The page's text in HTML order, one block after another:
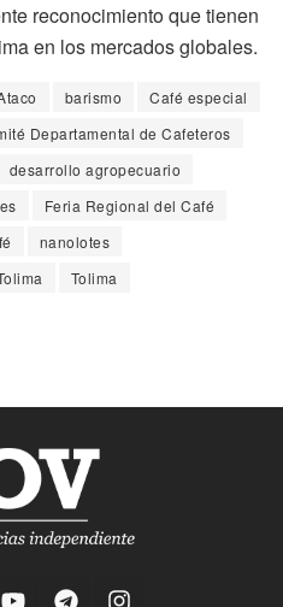
reconocimiento que tienen
en los mercados globales.
barismo
Café especial
Departamental de Cafeteros
desarrollo agropecuario
Feria Regional del Café
nanolotes
Tolima